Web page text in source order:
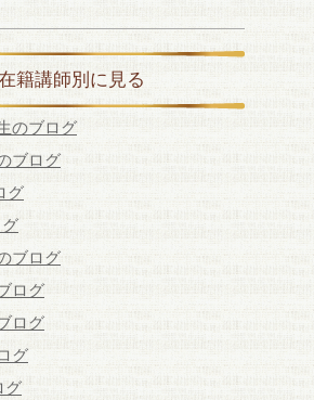
籍講師別に見る
のブログ
ブログ
グ
ブログ
ログ
ログ
グ
グ